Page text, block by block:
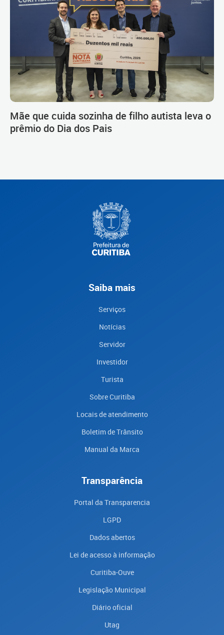
Mãe que cuida sozinha de filho autista leva o
prêmio do Dia dos Pais
Saiba mais
Serviços
Notícias
Servidor
Investidor
Turista
Sobre Curitiba
Locais de atendimento
Boletim de Trânsito
Manual da Marca
Transparência
Portal da Transparencia
LGPD
Dados abertos
Lei de acesso à informação
Curitiba-Ouve
Legislação Municipal
Diário oficial
Utag